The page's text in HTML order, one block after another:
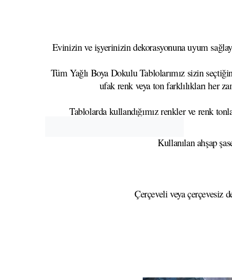
Evinizin ve işyerinizin dekorasyonuna uyum
Tüm Yağlı Boya Dokulu Tablolarımız sizin
ufak renk veya ton farklılıkları her
Tablolarda kullandığımız renkler ve renk
Kullanılan ahşap
Çerçeveli veya çerçevesiz